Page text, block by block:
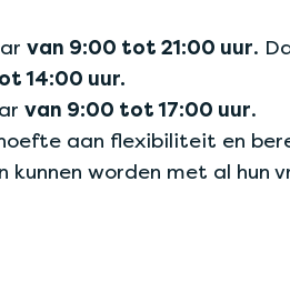
van 9:00 tot 21:00 uur.
14:00 uur.
van 9:00 tot 17:00 uur.
aan flexibiliteit en
worden met al hun